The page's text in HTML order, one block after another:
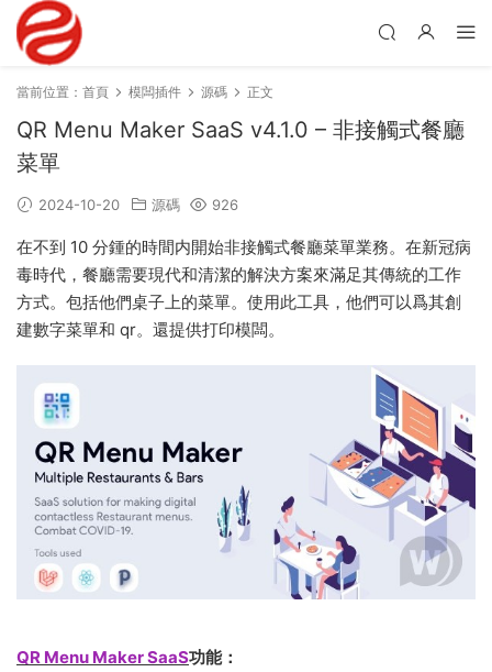
當前位置： 首頁 模闆插件 源碼 正文
QR Menu Maker SaaS v4.1.0 – 非接觸式餐廳
菜單
2024-10-20 源碼 926
在不到 10 分鍾的時間内開始非接觸式餐廳菜單業務。在新冠病
毒時代，餐廳需要現代和清潔的解決方案來滿足其傳統的工作
方式。包括他們桌子上的菜單。使用此工具，他們可以爲其創
建數字菜單和 qr。還提供打印模闆。
QR Menu Maker SaaS功能：